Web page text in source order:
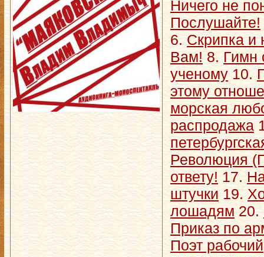
Ничего не
Послушайте!
6. Скрипка и
Вам!8. Гимн
ученому 10.
этому
морская
распродажа
Революция
ответу! 17.
штучки 19.
лошадям 20.
Приказ по
Поэт рабочий